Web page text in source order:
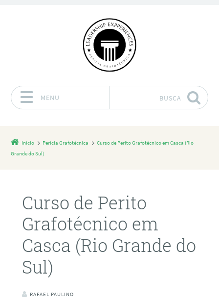
MENU BUSCA
Início Perícia Grafotécnica
Curso de Perito Grafotécnico em Casca (Rio
Grande do Sul)
Curso de Perito
Grafotécnico em
Casca (Rio Grande do
Sul)
RAFAEL PAULINO